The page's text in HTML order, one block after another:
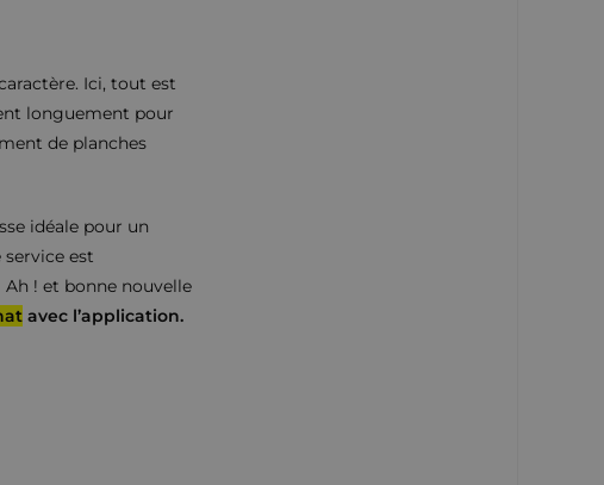
Ici, tout est
longuement pour
de planches
idéale pour un
est
! et bonne nouvelle
avec l’application.